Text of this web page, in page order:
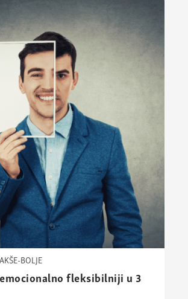
BOLJE
fleksibilniji u 3